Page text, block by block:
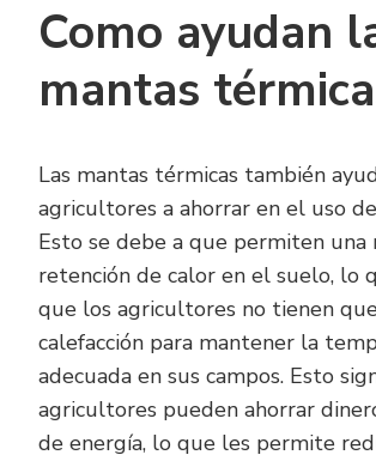
Como ayudan
mantas
Las mantas térmicas también
agricultores a ahorrar en el uso
Esto se debe a que permiten una
retención de calor en el suelo, lo
que los agricultores no tienen
calefacción para mantener la
adecuada en sus campos. Esto
agricultores pueden ahorrar
de energía, lo que les permite